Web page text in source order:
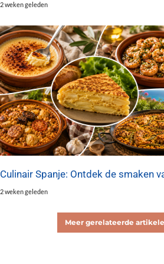
2 weken geleden
Culinair Spanje: Ontdek de smaken
2 weken geleden
Meer gerelateerde